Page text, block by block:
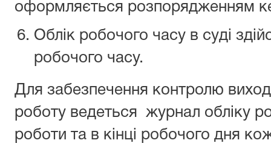
оформляється розпорядженням
Облік робочого часу в суді
робочого часу.
Для забезпечення контролю
роботу ведеться журнал обліку
роботи та в кінці робочого дня